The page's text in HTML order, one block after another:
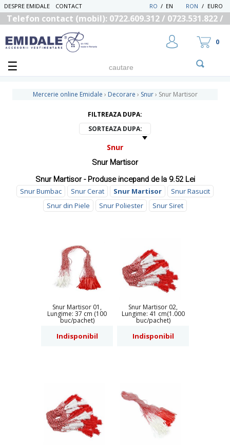
DESPRE EMIDALE CONTACT RON / EURO
EN
/
RO
Telefon contact (mobil): 0722.609.312 / 0723.531.822 /
UTILIZATOR NOU
RECUPEREAZA PAROLA
0
Mercerie online Emidale › Decorare › Snur › Snur Martisor
FILTREAZA DUPA:
SORTEAZA DUPA:
Snur
Snur Martisor
Snur Martisor - Produse incepand de la 9.52 Lei
Snur Bumbac Snur Cerat Snur Martisor
Snur Rasucit
Snur din Piele
Snur Poliester Snur Siret
Snur Martisor 01,
Lungime: 37 cm (100
buc/pachet)
Indisponibil
Snur Martisor 02,
Lungime: 41 cm(1.000
buc/pachet)
Indisponibil